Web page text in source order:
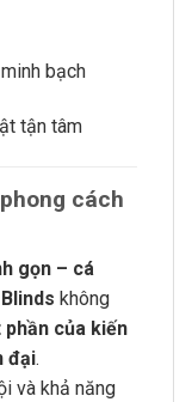
bạch
tận tâm
cách
gọn – cá
không
phần của kiến
đại.
và khả năng